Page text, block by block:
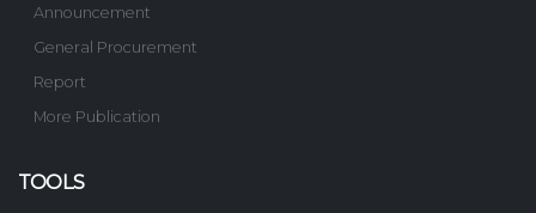
Announcement
General Procurement
Report
More Publication
TOOLS